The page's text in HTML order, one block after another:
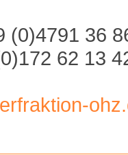
(0)4791 36
62 13